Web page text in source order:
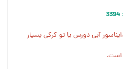
آبی دورس یا تو کرکی بسیار
است.